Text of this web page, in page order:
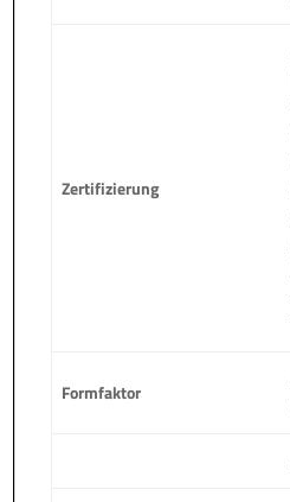
Zertifizierung
Formfaktor